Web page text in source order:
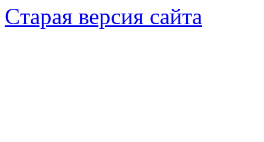
Cтарая версия сайта